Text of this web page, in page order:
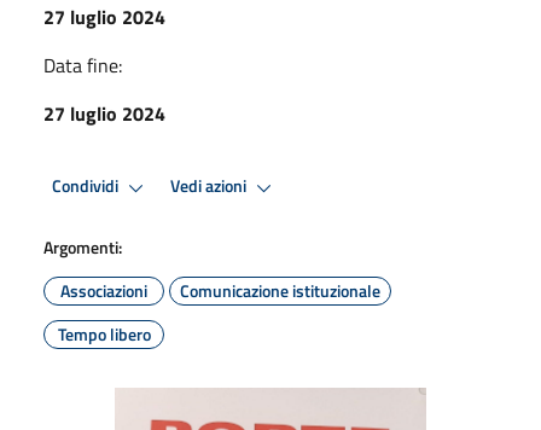
27 luglio 2024
Data fine:
27 luglio 2024
Condividi Vedi azioni
Argomenti:
Associazioni
Comunicazione istituzionale
Tempo libero